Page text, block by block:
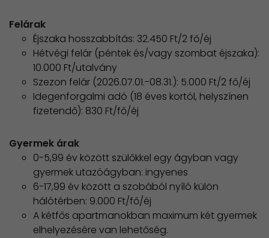
Felárak
Éjszaka hosszabbítás: 32.450 Ft/2 fő/éj
Hétvégi felár (péntek és/vagy szombat éjszaka):
10.000 Ft/utalvány
Szezon felár (2026.07.01.-08.31.): 5.000 Ft/2 fő/éj
Idegenforgalmi adó (18 éves kortól, helyszínen
fizetendő): 830 Ft/fő/éj
Gyermek árak
0-5,99 év között szülőkkel egy ágyban vagy
gyermek utazóágyban: ingyenes
6-17,99 év között a szobából nyíló külön
hálótérben: 9.000 Ft/fő/éj
A kétfős apartmanokban maximum két gyermek
elhelyezésére van lehetőség.